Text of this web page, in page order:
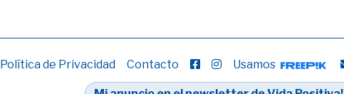
Política de Privacidad Contacto Usamos